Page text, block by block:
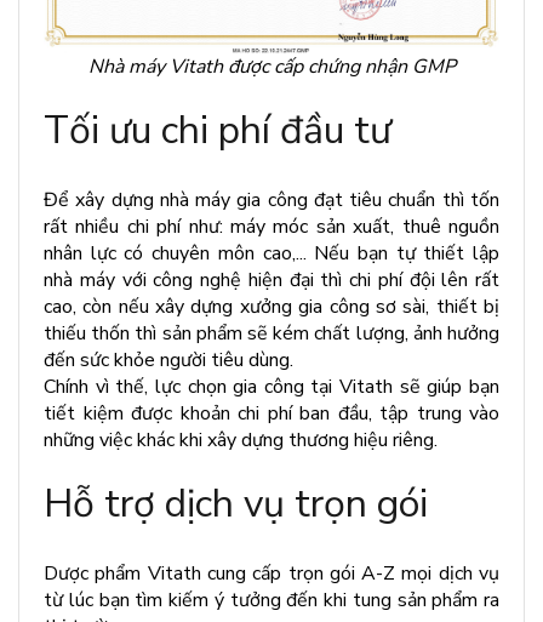
Nhà máy Vitath được cấp chứng nhận GMP
Tối ưu chi phí đầu tư
Để xây dựng nhà máy gia công đạt tiêu chuẩn thì tốn
rất nhiều chi phí như: máy móc sản xuất, thuê nguồn
nhân lực có chuyên môn cao,... Nếu bạn tự thiết lập
nhà máy với công nghệ hiện đại thì chi phí đội lên rất
cao, còn nếu xây dựng xưởng gia công sơ sài, thiết bị
thiếu thốn thì sản phẩm sẽ kém chất lượng, ảnh hưởng
đến sức khỏe người tiêu dùng.
Chính vì thế, lực chọn gia công tại Vitath sẽ giúp bạn
tiết kiệm được khoản chi phí ban đầu, tập trung vào
những việc khác khi xây dựng thương hiệu riêng.
Hỗ trợ dịch vụ trọn gói
Dược phẩm Vitath cung cấp trọn gói A-Z mọi dịch vụ
từ lúc bạn tìm kiếm ý tưởng đến khi tung sản phẩm ra